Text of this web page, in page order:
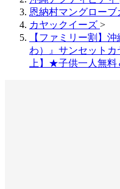
恩納村マングローブ
カヤックイーズ >
【ファミリー割】
わ）』サンセット
上】★子供一人無料